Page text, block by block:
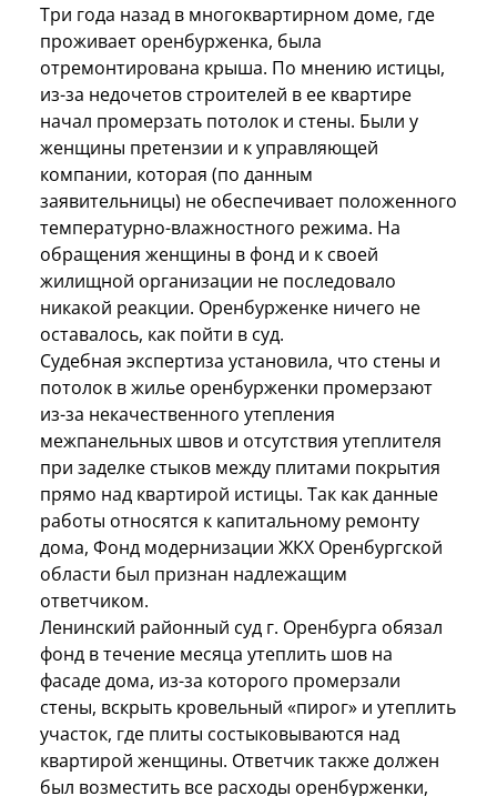
Три года назад в многоквартирном доме, где
проживает оренбурженка, была
отремонтирована крыша. По мнению истицы,
из-за недочетов строителей в ее квартире
начал промерзать потолок и стены. Были у
женщины претензии и к управляющей
компании, которая (по данным
заявительницы) не обеспечивает положенного
температурно-влажностного режима. На
обращения женщины в фонд и к своей
жилищной организации не последовало
никакой реакции. Оренбурженке ничего не
оставалось, как пойти в суд.
Судебная экспертиза установила, что стены и
потолок в жилье оренбурженки промерзают
из-за некачественного утепления
межпанельных швов и отсутствия утеплителя
при заделке стыков между плитами покрытия
прямо над квартирой истицы. Так как данные
работы относятся к капитальному ремонту
дома, Фонд модернизации ЖКХ Оренбургской
области был признан надлежащим
ответчиком.
Ленинский районный суд г. Оренбурга обязал
фонд в течение месяца утеплить шов на
фасаде дома, из-за которого промерзали
стены, вскрыть кровельный «пирог» и утеплить
участок, где плиты состыковываются над
квартирой женщины. Ответчик также должен
был возместить все расходы оренбурженки,